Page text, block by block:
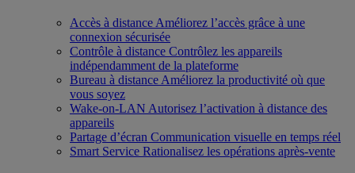
Accès à distance Améliorez l’accès grâce à une
connexion sécurisée
Contrôle à distance Contrôlez les appareils
indépendamment de la plateforme
Bureau à distance Améliorez la productivité où que
vous soyez
Wake-on-LAN Autorisez l’activation à distance des
appareils
Partage d’écran Communication visuelle en temps réel
Smart Service Rationalisez les opérations après-vente